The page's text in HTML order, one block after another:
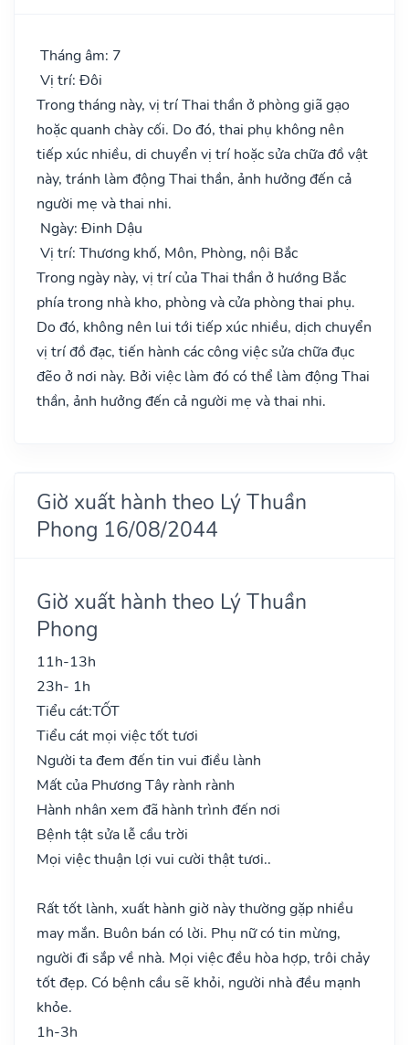
Tháng âm: 7
Vị trí: Đôi
Trong tháng này, vị trí Thai thần ở phòng giã gạo
hoặc quanh chày cối. Do đó, thai phụ không nên
tiếp xúc nhiều, di chuyển vị trí hoặc sửa chữa đồ vật
này, tránh làm động Thai thần, ảnh hưởng đến cả
người mẹ và thai nhi.
Ngày: Đinh Dậu
Vị trí: Thương khố, Môn, Phòng, nội Bắc
Trong ngày này, vị trí của Thai thần ở hướng Bắc
phía trong nhà kho, phòng và cửa phòng thai phụ.
Do đó, không nên lui tới tiếp xúc nhiều, dịch chuyển
vị trí đồ đạc, tiến hành các công việc sửa chữa đục
đẽo ở nơi này. Bởi việc làm đó có thể làm động Thai
thần, ảnh hưởng đến cả người mẹ và thai nhi.
Giờ xuất hành theo Lý Thuần
Phong 16/08/2044
Giờ xuất hành theo Lý Thuần
Phong
11h-13h
23h- 1h
Tiểu cát:TỐT
Tiểu cát mọi việc tốt tươi
Người ta đem đến tin vui điều lành
Mất của Phương Tây rành rành
Hành nhân xem đã hành trình đến nơi
Bệnh tật sửa lễ cầu trời
Mọi việc thuận lợi vui cười thật tươi..
Rất tốt lành, xuất hành giờ này thường gặp nhiều
may mắn. Buôn bán có lời. Phụ nữ có tin mừng,
người đi sắp về nhà. Mọi việc đều hòa hợp, trôi chảy
tốt đẹp. Có bệnh cầu sẽ khỏi, người nhà đều mạnh
khỏe.
1h-3h